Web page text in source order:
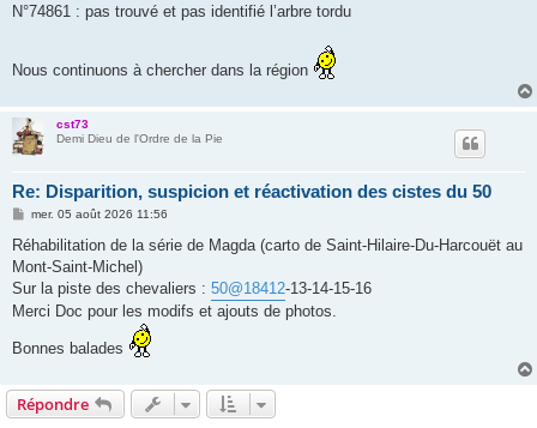
N°74861 : pas trouvé et pas identifié l’arbre tordu
Nous continuons à chercher dans la région
cst73
Demi Dieu de l'Ordre de la Pie
Re: Disparition, suspicion et réactivation des cistes du 50
M
s
a
g
mer. 05 août 2026 11:56
Réhabilitation de la série de Magda (carto de Saint-Hilaire-Du-Harcouët au
Mont-Saint-Michel)
Sur la piste des chevaliers : 50@18412-13-14-15-16
Merci Doc pour les modifs et ajouts de photos.
Bonnes balades
Répondre